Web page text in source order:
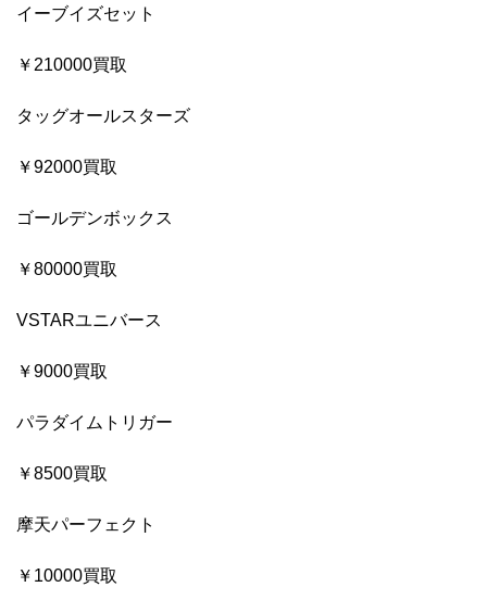
イーブイズセット
￥210000買取
タッグオールスターズ
￥92000買取
ゴールデンボックス
￥80000買取
VSTARユニバース
￥9000買取
パラダイムトリガー
￥8500買取
摩天パーフェクト
￥10000買取